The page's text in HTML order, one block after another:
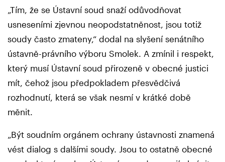
„Tím, že se Ústavní soud snaží odůvodňovat
usneseními zjevnou neopodstatněnost, jsou totiž
soudy často zmateny,“ dodal na slyšení senátního
ústavně-právního výboru Smolek. A zmínil i respekt,
který musí Ústavní soud přirozeně v obecné justici
mít, čehož jsou předpokladem přesvědčivá
rozhodnutí, která se však nesmí v krátké době
měnit.
„Být soudním orgánem ochrany ústavnosti znamená
vést dialog s dalšími soudy. Jsou to ostatně obecné